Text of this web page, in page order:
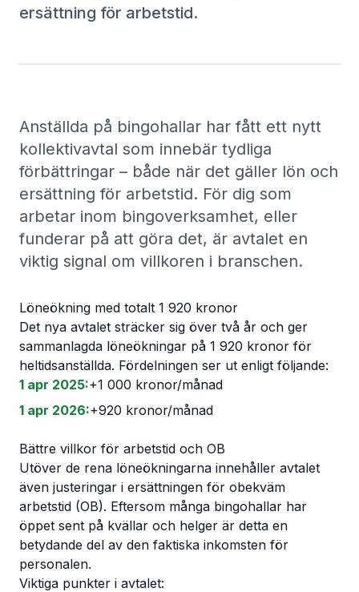
ersättning för arbetstid.
Anställda på bingohallar har fått ett nytt
kollektivavtal som innebär tydliga
förbättringar – både när det gäller lön och
ersättning för arbetstid. För dig som
arbetar inom bingoverksamhet, eller
funderar på att göra det, är avtalet en
viktig signal om villkoren i branschen.
Löneökning med totalt 1 920 kronor
Det nya avtalet sträcker sig över två år och ger
sammanlagda löneökningar på 1 920 kronor för
heltidsanställda. Fördelningen ser ut enligt följande:
1 apr 2025:+1 000 kronor/månad
1 apr 2026:+920 kronor/månad
Bättre villkor för arbetstid och OB
Utöver de rena löneökningarna innehåller avtalet
även justeringar i ersättningen för obekväm
arbetstid (OB). Eftersom många bingohallar har
öppet sent på kvällar och helger är detta en
betydande del av den faktiska inkomsten för
personalen.
Viktiga punkter i avtalet: